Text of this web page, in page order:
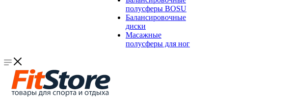
полусферы BOSU
Балансировочные
диски
Масажные
полусферы для ног